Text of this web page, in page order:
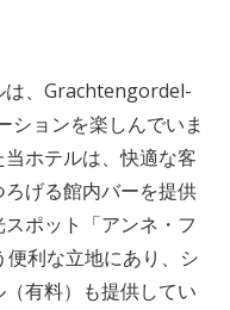
は、Grachtengordel-
ションを楽しんでいま
ホテルは、快適な客
げる館内バーを提供
ポット「アンネ・フ
利な立地にあり、シ
有料）も提供してい